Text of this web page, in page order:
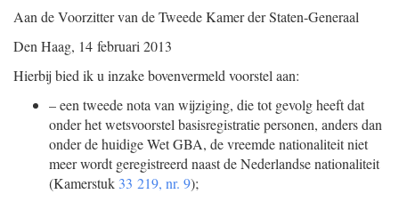
Aan de Voorzitter van de Tweede Kamer der Staten-Generaal
Den Haag, 14 februari 2013
Hierbij bied ik u inzake bovenvermeld voorstel aan:
–een tweede nota van wijziging, die tot gevolg heeft dat
onder het wetsvoorstel basisregistratie personen, anders dan
onder de huidige Wet GBA, de vreemde nationaliteit niet
meer wordt geregistreerd naast de Nederlandse nationaliteit
(Kamerstuk 33 219, nr. 9);